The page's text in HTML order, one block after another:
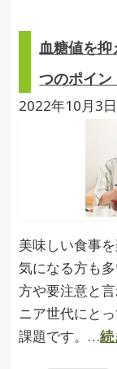
血糖値を
つのポイン
2022年10月3日
美味しい食事
気になる方も
方や要注意と
ニア世代にと
課題です。…